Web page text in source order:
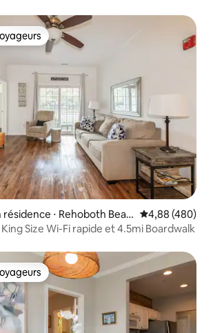
⋅ Rehoboth Beac
Évaluation
4,88 (480)
Size Wi-Fi rapide et 4.5mi Boardwalk